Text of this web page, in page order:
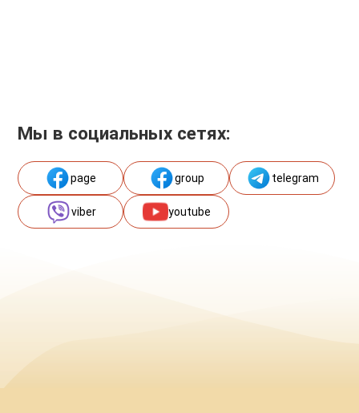
Мы в социальных сетях:
page group telegram
viber youtube